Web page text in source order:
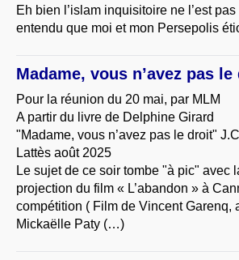
Eh bien l’islam inquisitoire ne l’est pas
entendu que moi et mon Persepolis
Madame, vous n’avez pas
Pour la réunion du 20 mai, par MLM
A partir du livre de Delphine Girard
"Madame, vous n’avez pas le droit"
Lattès août 2025
Le sujet de ce soir tombe "à pic" avec
projection du film « L’abandon » à
compétition ( Film de Vincent Garenq,
Mickaëlle Paty (…)